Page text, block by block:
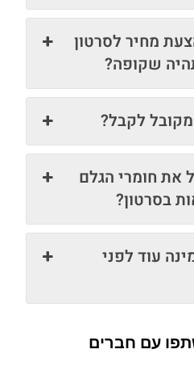
מחיר לסרטון
שקופה?
לקבל?
את חומרי הגלם
בסרטון?
עוד לפני
עם חברים